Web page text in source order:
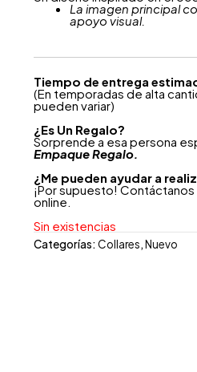
La imagen principal
apoyo visual.
Tiempo de entrega
(En temporadas de alta
pueden variar)
¿ Es Un Regalo?
Sorprende a esa persona
Empaque Regalo.
¿Me pueden ayudar a
¡Por supuesto!
online.
Sin existencias
Categorías: Collares,Nuevo